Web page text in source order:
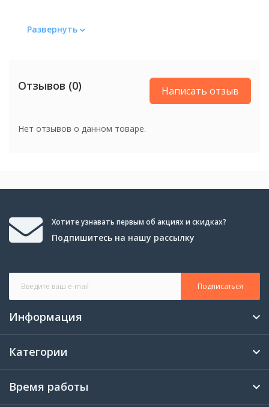
Развернуть
Отзывов (0) Написать отзыв
Нет отзывов о данном товаре.
Хотите узнавать первым об акциях и скидках?
Подпишитесь на нашу рассылку
Подписаться
Информация
Категории
Время работы